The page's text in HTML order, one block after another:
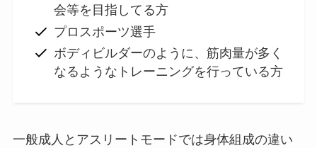
会等を目指してる方
プロスポーツ選手
ボディビルダーのように、筋肉量が多く
なるようなトレーニングを行っている方
一般成人とアスリートモードでは身体組成の違い